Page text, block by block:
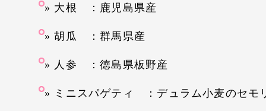
大根 ：鹿児島県産
胡瓜 ：群馬県産
人参 ：徳島県板野産
ミニスパゲティ ：デュラム小麦のセモ